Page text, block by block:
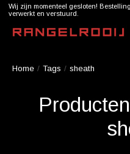
Wij zijn momenteel gesloten!
verwerkt en verstuurd.
Home / Tags / sheath